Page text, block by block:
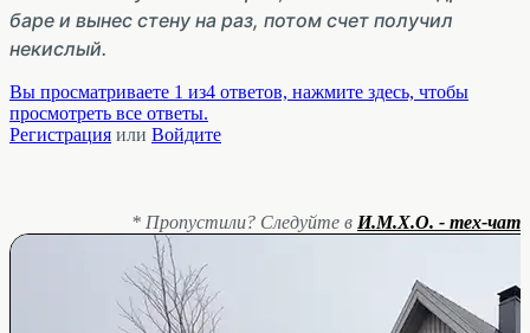
баре и вынес стену на раз, потом счет получил
некислый.
Вы просматриваете 1 из4 ответов, нажмите здесь, чтобы
просмотреть все ответы.
Регистрация или Войдите
* Пропустили? Следуйте в И.М.Х.О. - тех-чат